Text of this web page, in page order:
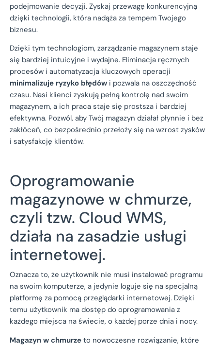
podejmowanie decyzji. Zyskaj przewagę konkurencyjną
dzięki technologii, która nadąża za tempem Twojego
biznesu.
Dzięki tym technologiom, zarządzanie magazynem staje
się bardziej intuicyjne i wydajne. Eliminacja ręcznych
procesów i automatyzacja kluczowych operacji
minimalizuje ryzyko błędów i pozwala na oszczędność
czasu. Nasi klienci zyskują pełną kontrolę nad swoim
magazynem, a ich praca staje się prostsza i bardziej
efektywna. Pozwól, aby Twój magazyn działał płynnie i bez
zakłóceń, co bezpośrednio przełoży się na wzrost zysków
i satysfakcję klientów.
Oprogramowanie
magazynowe w chmurze,
czyli tzw. Cloud WMS,
działa na zasadzie usługi
internetowej.
Oznacza to, że użytkownik nie musi instalować programu
na swoim komputerze, a jedynie loguje się na specjalną
platformę za pomocą przeglądarki internetowej. Dzięki
temu użytkownik ma dostęp do oprogramowania z
każdego miejsca na świecie, o każdej porze dnia i nocy.
Magazyn w chmurze to nowoczesne rozwiązanie, które